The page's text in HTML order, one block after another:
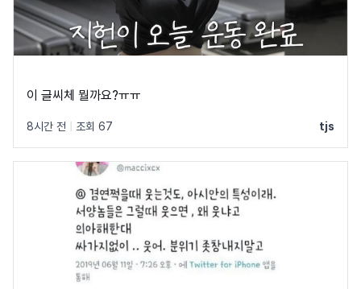
이 글씨체 뭘까요?ㅠㅠ
8시간 전 조회 67 tjs